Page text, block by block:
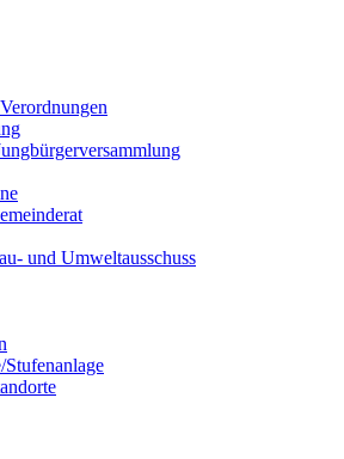
und Umweltausschuss